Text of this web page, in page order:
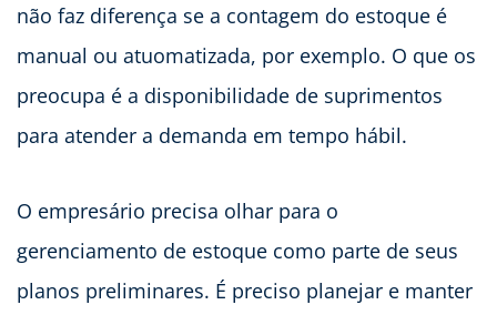
não faz diferença se a contagem do estoque é
manual ou atuomatizada, por exemplo. O que os
preocupa é a disponibilidade de suprimentos
para atender a demanda em tempo hábil.
O empresário precisa olhar para o
gerenciamento de estoque como parte de seus
planos preliminares. É preciso planejar e manter